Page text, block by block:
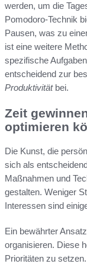
werden, um die
Pomodoro-Technik
Pausen, was zu
ist eine weitere
spezifische
entscheidend zur
Produktivitätbei.
Zeit
optimieren
Die Kunst, die
sich als
Maßnahmen und
gestalten. Weniger
Interessen sind
Ein bewährter
organisieren. Diese
Prioritäten zu